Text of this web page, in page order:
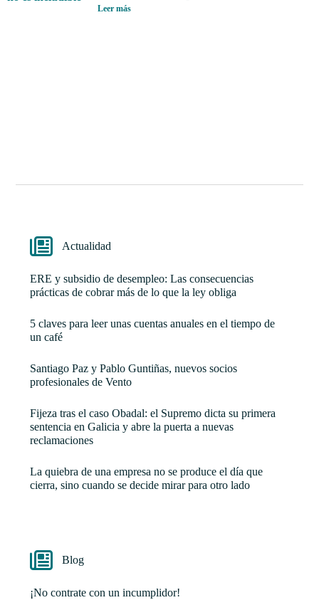
Leer más
Actualidad
ERE y subsidio de desempleo: Las consecuencias
prácticas de cobrar más de lo que la ley obliga
5 claves para leer unas cuentas anuales en el tiempo de
un café
Santiago Paz y Pablo Guntiñas, nuevos socios
profesionales de Vento
Fijeza tras el caso Obadal: el Supremo dicta su primera
sentencia en Galicia y abre la puerta a nuevas
reclamaciones
La quiebra de una empresa no se produce el día que
cierra, sino cuando se decide mirar para otro lado
Blog
¡No contrate con un incumplidor!